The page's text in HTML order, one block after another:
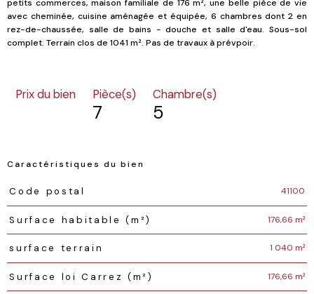
petits commerces, maison familiale de 176 m², une belle pièce de vie
avec cheminée, cuisine aménagée et équipée, 6 chambres dont 2 en
rez-de-chaussée, salle de bains - douche et salle d'eau. Sous-sol
complet. Terrain clos de 1041 m². Pas de travaux à prévpoir.
Prix du bien Pièce(s)
7
Chambre(s)
5
Caractéristiques du bien
Caractéristiques
Code postal 41100
Surface habitable (m²) 176,66 m²
surface terrain 1 040 m²
Surface loi Carrez (m²) 176,66 m²